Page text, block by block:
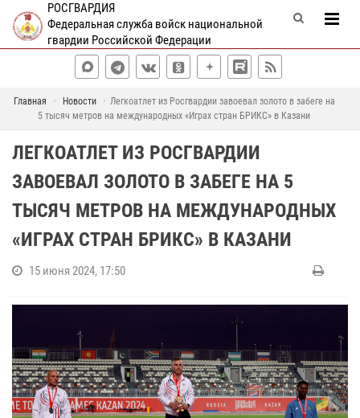
РОСГВАРДИЯ
Федеральная служба войск национальной
гвардии Российской Федерации
Главная Новости
Легкоатлет из Росгвардии завоевал золото в забеге на
5 тысяч метров на международных «Играх стран БРИКС» в Казани
ЛЕГКОАТЛЕТ ИЗ РОСГВАРДИИ
ЗАВОЕВАЛ ЗОЛОТО В ЗАБЕГЕ НА 5
ТЫСЯЧ МЕТРОВ НА МЕЖДУНАРОДНЫХ
«ИГРАХ СТРАН БРИКС» В КАЗАНИ
15 июня 2024, 17:50